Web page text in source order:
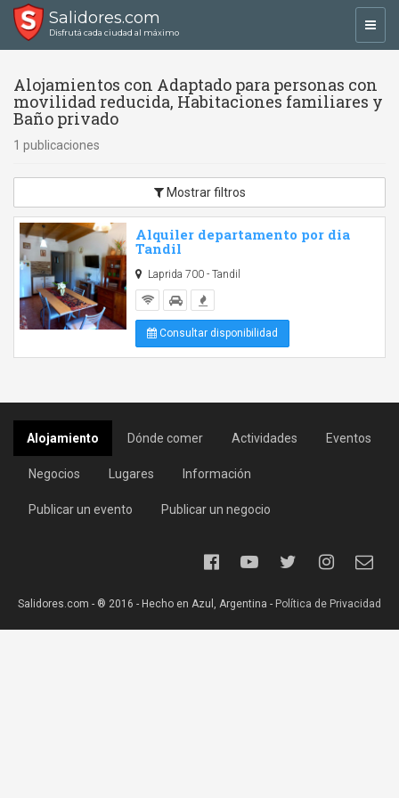
Salidores.com
Disfrutá cada ciudad al máximo
Alojamientos con Adaptado para personas con
movilidad reducida, Habitaciones familiares y
Baño privado
1 publicaciones
Mostrar filtros
Alquiler departamento por dia
Tandil
Laprida 700 - Tandil
Consultar disponibilidad
Alojamiento Dónde comer Actividades Eventos
Negocios Lugares Información
Publicar un evento Publicar un negocio
Salidores.com - ® 2016 - Hecho en Azul, Argentina - Política de Privacidad